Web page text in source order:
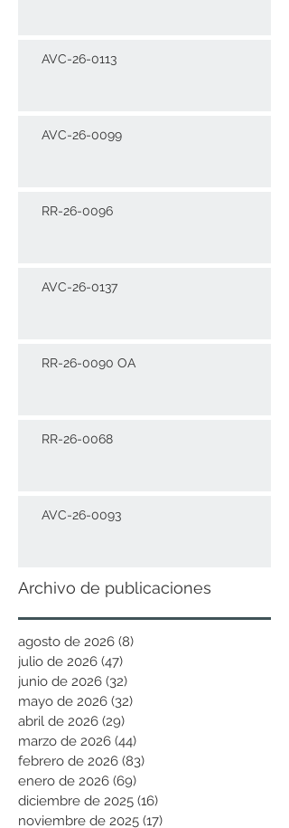
AVC-26-0113
AVC-26-0099
RR-26-0096
AVC-26-0137
RR-26-0090 OA
RR-26-0068
AVC-26-0093
Archivo de publicaciones
agosto de 2026 (8)
julio de 2026 (47)
junio de 2026 (32)
mayo de 2026 (32)
abril de 2026 (29)
marzo de 2026 (44)
febrero de 2026 (83)
enero de 2026 (69)
diciembre de 2025 (16)
noviembre de 2025 (17)